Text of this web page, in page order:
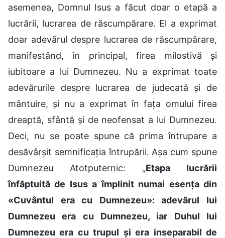
asemenea, Domnul Isus a făcut doar o etapă a
lucrării, lucrarea de răscumpărare. El a exprimat
doar adevărul despre lucrarea de răscumpărare,
manifestând, în principal, firea milostivă și
iubitoare a lui Dumnezeu. Nu a exprimat toate
adevărurile despre lucrarea de judecată și de
mântuire, și nu a exprimat în fața omului firea
dreaptă, sfântă și de neofensat a lui Dumnezeu.
Deci, nu se poate spune că prima întrupare a
desăvârșit semnificația întrupării. Așa cum spune
Dumnezeu Atotputernic: „Etapa lucrării
înfăptuită de Isus a împlinit numai esența din
«Cuvântul era cu Dumnezeu»: adevărul lui
Dumnezeu era cu Dumnezeu, iar Duhul lui
Dumnezeu era cu trupul și era inseparabil de